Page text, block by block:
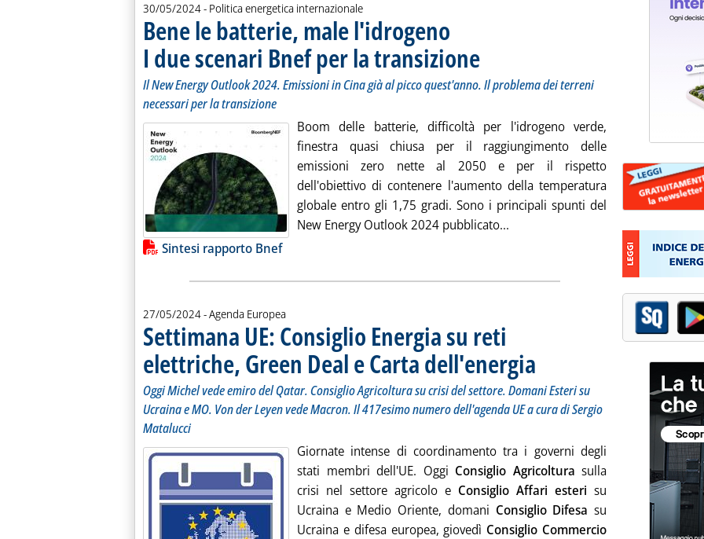
30/05/2024- Politica energetica internazionale
Bene le batterie, male l'idrogeno
I due scenari Bnef per la transizione . Sottotitolo: Il New Energy Outlook 2024. Emissioni in
Il New Energy Outlook 2024. Emissioni in Cina già al picco quest'anno. Il problema dei terreni
necessari per la transizione
Boom delle batterie, difficoltà per l'idrogeno verde,
finestra quasi chiusa per il raggiungimento delle
emissioni zero nette al 2050 e per il rispetto
dell'obiettivo di contenere l'aumento della temperatura
globale entro gli 1,75 gradi. Sono i principali spunti del
New Energy Outlook 2024 pubblicato...
Lista allegati PDF alla notizia
Sintesi rapporto Bnef
27/05/2024- Agenda Europea
Settimana UE: Consiglio Energia su reti
elettriche, Green Deal e Carta dell'energia
Oggi Michel vede emiro del Qatar. Consiglio Agricoltura su crisi del settore. Domani Esteri su
Ucraina e MO. Von der Leyen vede Macron. Il 417esimo numero dell'agenda UE a cura di Sergio
Matalucci
Giornate intense di coordinamento tra i governi degli
stati membri dell'UE. Oggi Consiglio Agricoltura sulla
crisi nel settore agricolo e Consiglio Affari esteri su
Ucraina e Medio Oriente, domani Consiglio Difesa su
Ucraina e difesa europea, giovedì Consiglio Commercio